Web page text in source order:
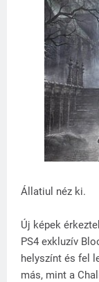
Állatiul néz ki.
Új képek
PS4 exkluzív
helyszínt és fel
más, mint a